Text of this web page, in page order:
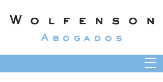
Wolfenson
Abogados